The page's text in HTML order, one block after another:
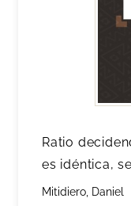
Ratio
es idéntica,
Mitidiero, Daniel